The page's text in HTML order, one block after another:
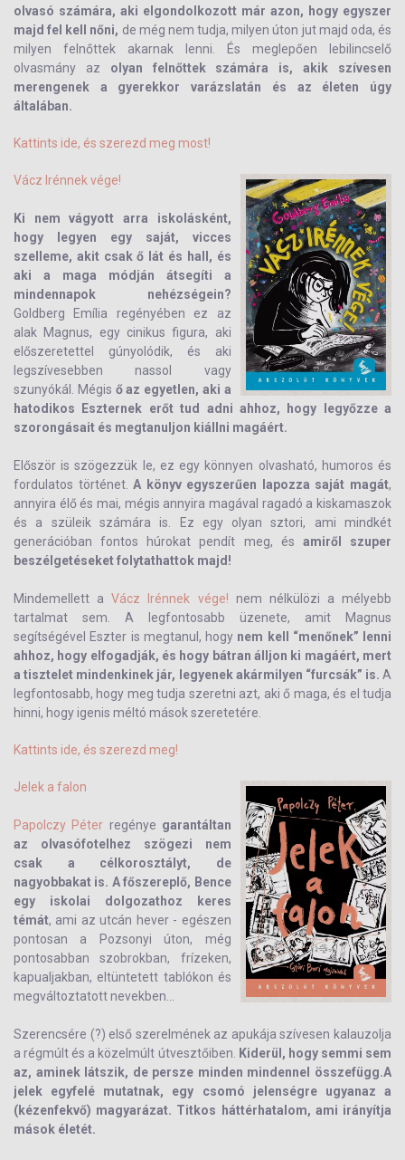
olvasó számára, aki elgondolkozott már azon, hogy egyszer
majd fel kell nőni, de még nem tudja, milyen úton jut majd oda, és
milyen felnőttek akarnak lenni. És meglepően lebilincselő
olvasmány az olyan felnőttek számára is, akik szívesen
merengenek a gyerekkor varázslatán és az életen úgy
általában.
Kattints ide, és szerezd meg most!
Vácz Irénnek vége!
Ki nem vágyott arra iskolásként,
hogy legyen egy saját, vicces
szelleme, akit csak ő lát és hall, és
aki a maga módján átsegíti a
mindennapok nehézségein?
Goldberg Emília regényében ez az
alak Magnus, egy cinikus figura, aki
előszeretettel gúnyolódik, és aki
legszívesebben nassol vagy
szunyókál. Mégis ő az egyetlen, aki a
hatodikos Eszternek erőt tud adni ahhoz, hogy legyőzze a
szorongásait és megtanuljon kiállni magáért.
Először is szögezzük le, ez egy könnyen olvasható, humoros és
fordulatos történet.A könyv egyszerűen lapozza saját magát,
annyira élő és mai, mégis annyira magával ragadó a kiskamaszok
és a szüleik számára is. Ez egy olyan sztori, ami mindkét
generációban fontos húrokat pendít meg, és amiről szuper
beszélgetéseket folytathattok majd!
Mindemellett aVácz Irénnek vége! nem nélkülözi a mélyebb
tartalmat sem. A legfontosabb üzenete, amit Magnus
segítségével Eszter is megtanul, hogy nem kell “menőnek” lenni
ahhoz, hogy elfogadják, és hogy bátran álljon ki magáért, mert
a tisztelet mindenkinek jár, legyenek akármilyen “furcsák” is. A
legfontosabb, hogy meg tudja szeretni azt, aki ő maga, és el tudja
hinni, hogy igenis méltó mások szeretetére.
Kattints ide, és szerezd meg!
Jelek a falon
Papolczy Péter regénye garantáltan
az olvasófotelhez szögezi nem
csak a célkorosztályt, de
nagyobbakat is. A főszereplő, Bence
egy iskolai dolgozathoz keres
témát, ami az utcán hever - egészen
pontosan a Pozsonyi úton, még
pontosabban szobrokban, frízeken,
kapualjakban, eltüntetett tablókon és
megváltoztatott nevekben…
Szerencsére (?) első szerelmének az apukája szívesen kalauzolja
a régmúlt és a közelmúlt útvesztőiben.
Kiderül, hogy semmi sem
az, aminek látszik, de persze minden mindennel összefügg.A
jelek egyfelé mutatnak, egy csomó jelenségre ugyanaz a
(kézenfekvő) magyarázat. Titkos háttérhatalom, ami irányítja
mások életét.